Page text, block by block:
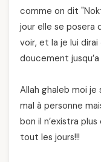
comme on dit
jour elle se posera
voir, et la je lui
doucement
Allah ghaleb moi
mal à personne
bon il n’existra
tout les jours!!!